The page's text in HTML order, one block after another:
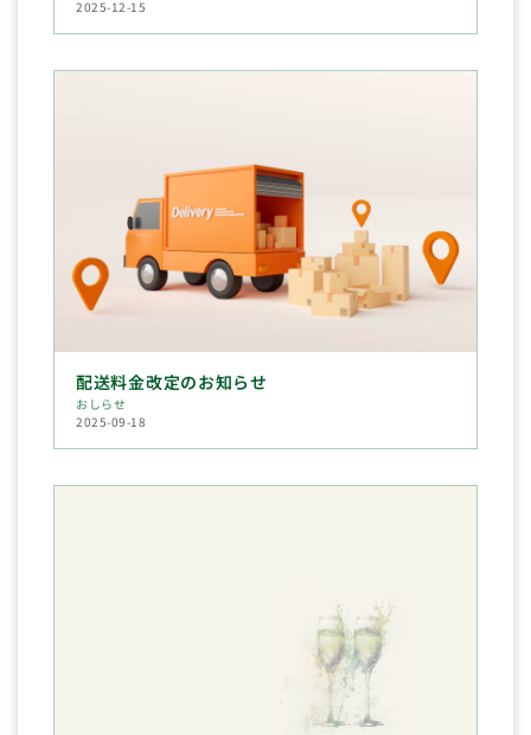
2025-12-15
配送料金改定のお知らせ
おしらせ
2025-09-18